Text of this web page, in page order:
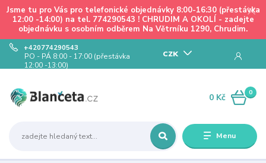
Jsme tu pro Vás pro telefonické objednávky 8:00-16:30 (přestávka
12:00 -14:00) na tel. 774290543 ! CHRUDIM A OKOLÍ - zadejte
objednávku s osobním odběrem Na Větrníku 1290, Chrudim.
Menu
CZK
+420774290543
PO - PÁ 8:00 - 17:00 (přestávka
12:00 -13:00)
0
0 Kč